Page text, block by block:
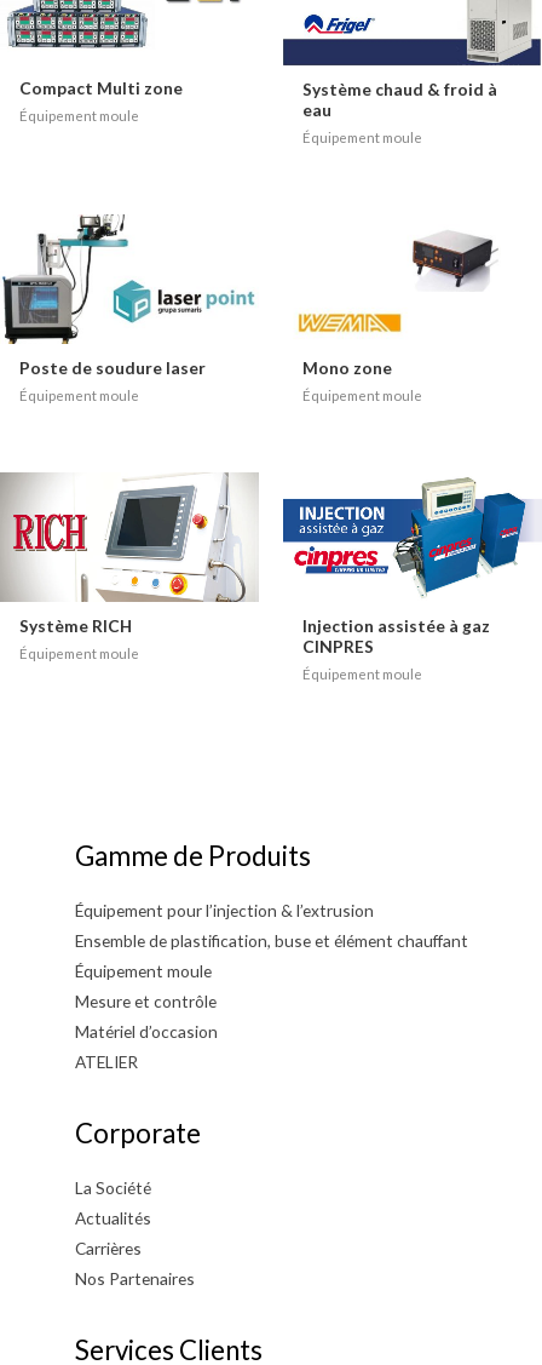
Compact Multi zone
Équipement moule
Système chaud & froid à
eau
Équipement moule
Poste de soudure laser
Équipement moule
Mono zone
Équipement moule
Système RICH
Équipement moule
Injection assistée à gaz
CINPRES
Équipement moule
Gamme de Produits
Équipement pour l’injection & l’extrusion
Ensemble de plastification, buse et élément chauffant
Équipement moule
Mesure et contrôle
Matériel d’occasion
ATELIER
Corporate
La Société
Actualités
Carrières
Nos Partenaires
Services Clients